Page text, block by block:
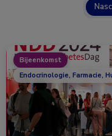
Bijeenkomst
Endocrinologie, Farmacie,